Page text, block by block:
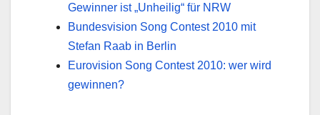
Gewinner ist „Unheilig“ für NRW
Bundesvision Song Contest 2010 mit
Stefan Raab in Berlin
Eurovision Song Contest 2010: wer wird
gewinnen?